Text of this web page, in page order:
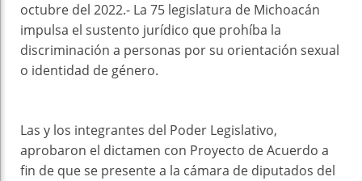
octubre del 2022.- La 75 legislatura de Michoacán
impulsa el sustento jurídico que prohíba la
discriminación a personas por su orientación sexual
o identidad de género.
Las y los integrantes del Poder Legislativo,
aprobaron el dictamen con Proyecto de Acuerdo a
fin de que se presente a la cámara de diputados del